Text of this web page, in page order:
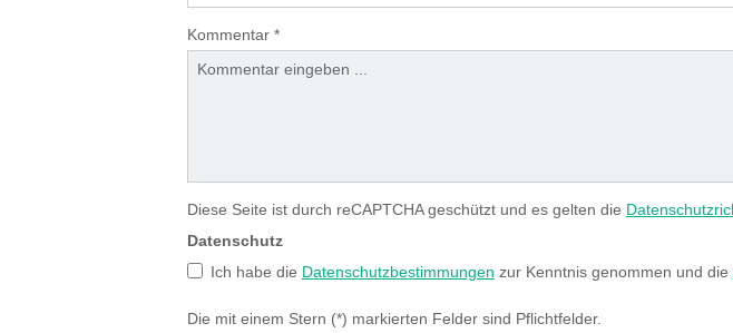
Kommentar *
Diese Seite ist durch reCAPTCHA geschützt und es gelten die
Datenschutz
Ich habe die Datenschutzbestimmungen zur Kenntnis genommen und die
Die mit einem Stern (*) markierten Felder sind Pflichtfelder.